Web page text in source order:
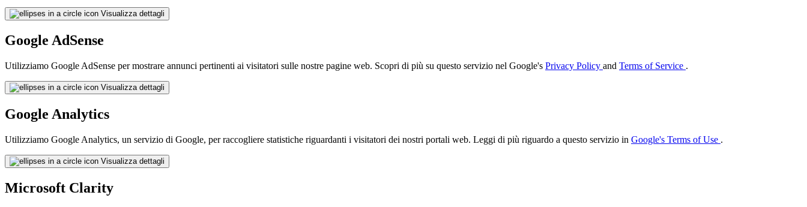
Visualizza dettagli
Google AdSense
Utilizziamo Google AdSense per mostrare annunci pertinenti ai visitatori sulle nostre pagine web. Scopri di più su questo servizio nel Google's Privacy Policy and Terms of Service .
Visualizza dettagli
Google Analytics
Utilizziamo Google Analytics, un servizio di Google, per raccogliere statistiche riguardanti i visitatori dei nostri portali web. Leggi di più riguardo a questo servizio in Google's Terms of Use .
Visualizza dettagli
Microsoft Clarity